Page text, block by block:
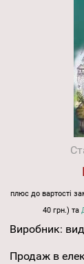
плюс до вартості
40 грн.) та
Виробник:
Продаж в